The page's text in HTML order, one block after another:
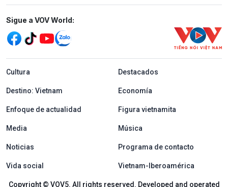
Mạng xã hội
Sigue a VOV World:
menu footer tiếng Tây ban nha
Cultura Destacados
Destino: Vietnam Economía
Enfoque de actualidad Figura vietnamita
Media Música
Noticias Programa de contacto
Vida social Vietnam-Iberoamérica
Copyright © VOV5. All rights reserved. Developed and operated